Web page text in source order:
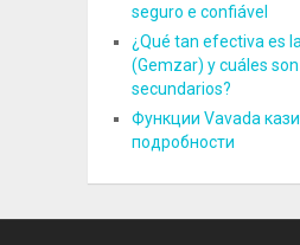
seguro e confiável
¿Qué tan efectiva es
(Gemzar) y cuáles
secundarios?
Функции Vavada
подробности